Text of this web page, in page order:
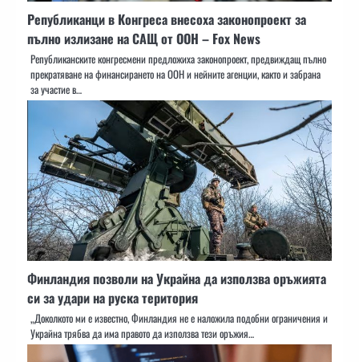
Републиканци в Конгреса внесоха законопроект за
пълно излизане на САЩ от ООН – Fox News
Републиканските конгресмени предложиха законопроект, предвиждащ пълно
прекратяване на финансирането на ООН и нейните агенции, както и забрана
за участие в…
Финландия позволи на Украйна да използва оръжията
си за удари на руска територия
„Доколкото ми е известно, Финландия не е наложила подобни ограничения и
Украйна трябва да има правото да използва тези оръжия…